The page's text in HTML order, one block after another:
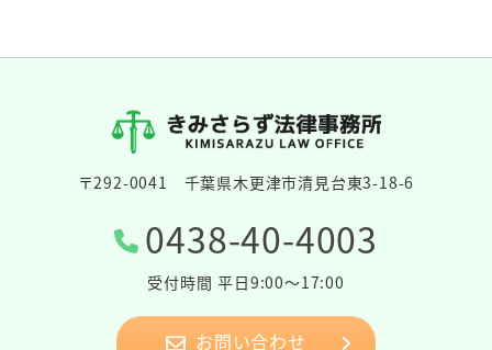
〒292-0041 千葉県木更津市清見台東3-18-6
0438-40-4003
受付時間 平日9:00～17:00
お問い合わせ